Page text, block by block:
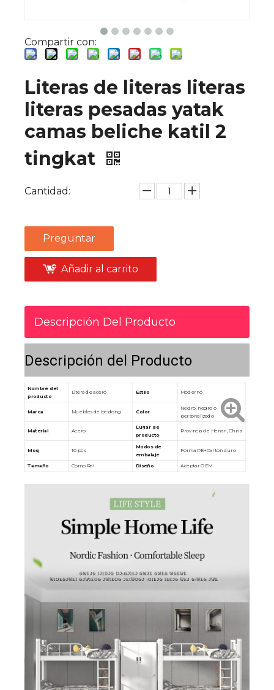
Compartir con:
Literas de literas literas
literas pesadas yatak
camas beliche katil 2
tingkat
Cantidad:
Preguntar
Añadir al carrito
Descripción Del Producto
Descripción del Producto
Nombre del
producto
Litera de acero Estilo Moderno
Marca Muebles de beidong Color
Negro, negro o
personalizado
Material Acero
Lugar de
producto
Provincia de Henan, China
Moq 10 pcs
Modos de
embalaje
Forma PE+Carton duro
Tamaño Como Ral Diseño Aceptar OEM